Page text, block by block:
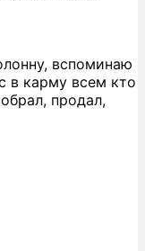
вспоминаю
в карму всем кто
продал,